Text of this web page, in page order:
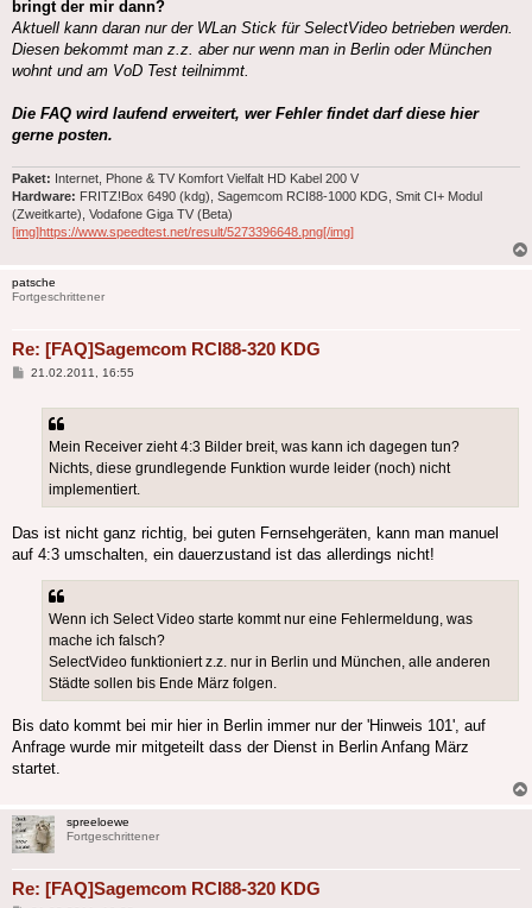
bringt der mir dann?
Aktuell kann daran nur der WLan Stick für SelectVideo betrieben werden.
Diesen bekommt man z.z. aber nur wenn man in Berlin oder München
wohnt und am VoD Test teilnimmt.
Die FAQ wird laufend erweitert, wer Fehler findet darf diese hier
gerne posten.
Paket: Internet, Phone & TV Komfort Vielfalt HD Kabel 200 V
Hardware: FRITZ!Box 6490 (kdg), Sagemcom RCI88-1000 KDG, Smit CI+ Modul
(Zweitkarte), Vodafone Giga TV (Beta)
[img]https://www.speedtest.net/result/5273396648.png[/img]
patsche
Fortgeschrittener
Re: [FAQ]Sagemcom RCI88-320 KDG
Beitrag
21.02.2011, 16:55
Mein Receiver zieht 4:3 Bilder breit, was kann ich dagegen tun?
Nichts, diese grundlegende Funktion wurde leider (noch) nicht
implementiert.
Das ist nicht ganz richtig, bei guten Fernsehgeräten, kann man manuel
auf 4:3 umschalten, ein dauerzustand ist das allerdings nicht!
Wenn ich Select Video starte kommt nur eine Fehlermeldung, was
mache ich falsch?
SelectVideo funktioniert z.z. nur in Berlin und München, alle anderen
Städte sollen bis Ende März folgen.
Bis dato kommt bei mir hier in Berlin immer nur der 'Hinweis 101', auf
Anfrage wurde mir mitgeteilt dass der Dienst in Berlin Anfang März
startet.
spreeloewe
Fortgeschrittener
Re: [FAQ]Sagemcom RCI88-320 KDG